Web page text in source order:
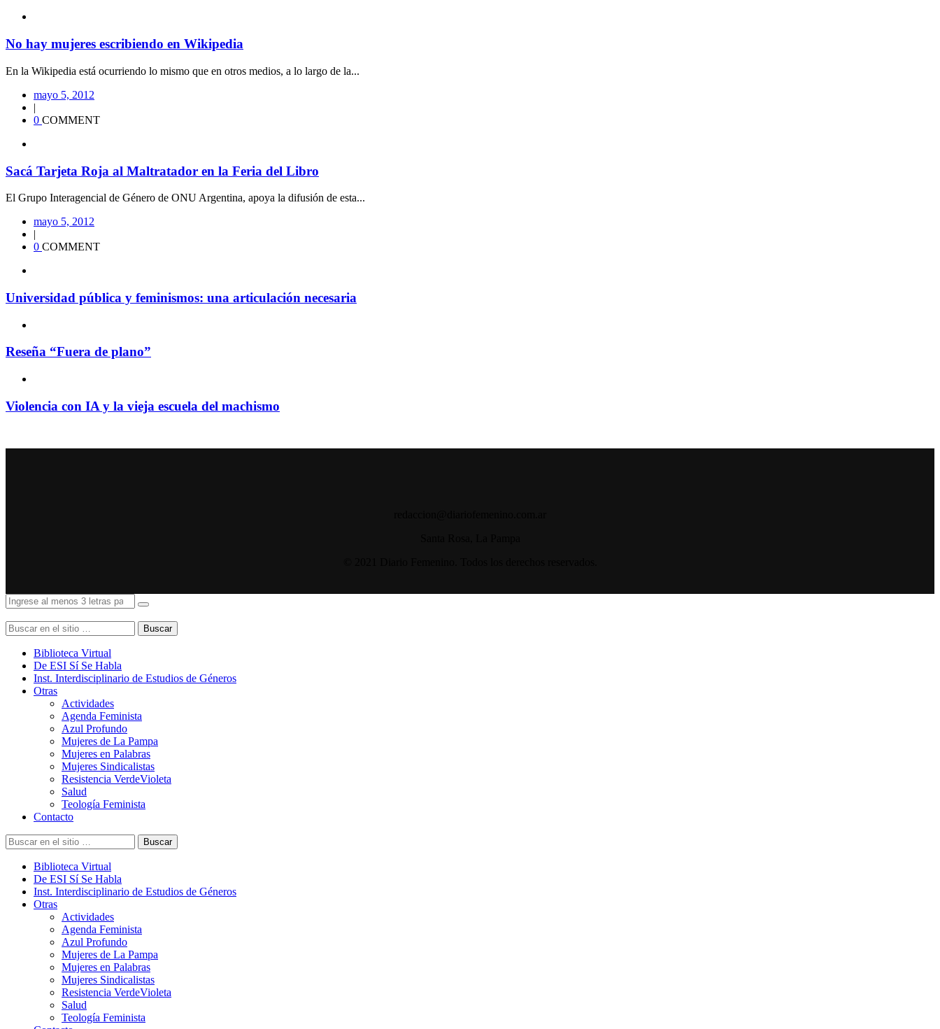
No hay mujeres escribiendo en Wikipedia
En la Wikipedia está ocurriendo lo mismo que en otros medios, a lo largo de la...
mayo 5, 2012
|
0 COMMENT
Sacá Tarjeta Roja al Maltratador en la Feria del Libro
El Grupo Interagencial de Género de ONU Argentina, apoya la difusión de esta...
mayo 5, 2012
|
0 COMMENT
Universidad pública y feminismos: una articulación necesaria
Reseña “Fuera de plano”
Violencia con IA y la vieja escuela del machismo
Buscar
Biblioteca Virtual
De ESI Sí Se Habla
Inst. Interdisciplinario de Estudios de Géneros
Otras
Actividades
Agenda Feminista
Azul Profundo
Mujeres de La Pampa
Mujeres en Palabras
Mujeres Sindicalistas
Resistencia VerdeVioleta
Salud
Teología Feminista
Contacto
Buscar
Biblioteca Virtual
De ESI Sí Se Habla
Inst. Interdisciplinario de Estudios de Géneros
Otras
Actividades
Agenda Feminista
Azul Profundo
Mujeres de La Pampa
Mujeres en Palabras
Mujeres Sindicalistas
Resistencia VerdeVioleta
Salud
Teología Feminista